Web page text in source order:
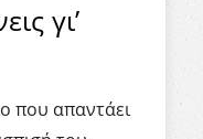
γι’
που απαντάει